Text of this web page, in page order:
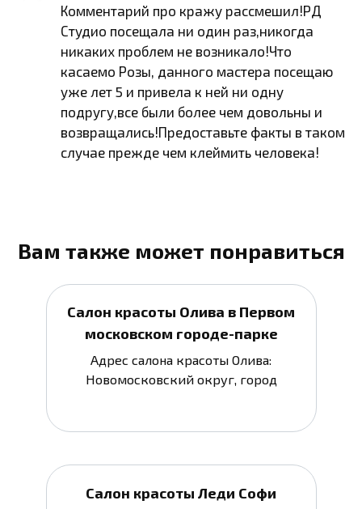
Комментарий про кражу рассмешил!РД
Студио посещала ни один раз,никогда
никаких проблем не возникало!Что
касаемо Розы, данного мастера посещаю
уже лет 5 и привела к ней ни одну
подругу,все были более чем довольны и
возвращались!Предоставьте факты в таком
случае прежде чем клеймить человека!
Вам также может понравиться
Салон красоты Олива в Первом
московском городе-парке
Адрес салона красоты Олива:
Новомосковский округ, город
Салон красоты Леди Софи